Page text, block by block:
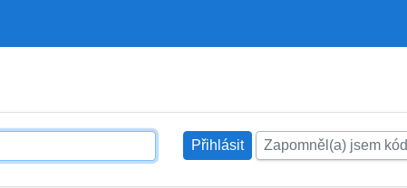
Zapomněl(a) jsem kód